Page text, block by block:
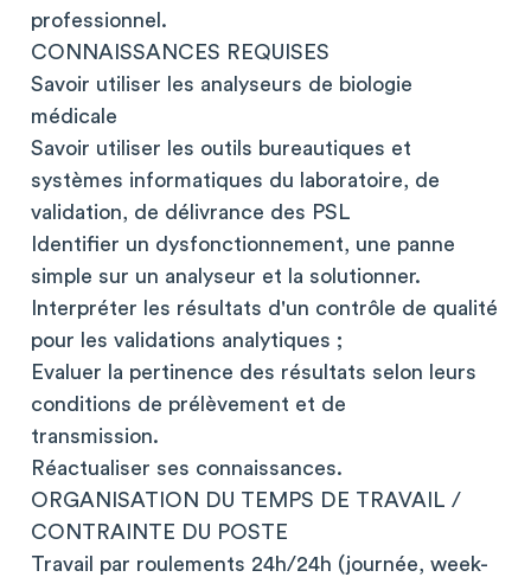
professionnel.
CONNAISSANCES REQUISES
Savoir utiliser les analyseurs de biologie
médicale
Savoir utiliser les outils bureautiques et
systèmes informatiques du laboratoire, de
validation, de délivrance des PSL
Identifier un dysfonctionnement, une panne
simple sur un analyseur et la solutionner.
Interpréter les résultats d'un contrôle de qualité
pour les validations analytiques ;
Evaluer la pertinence des résultats selon leurs
conditions de prélèvement et de
transmission.
Réactualiser ses connaissances.
ORGANISATION DU TEMPS DE TRAVAIL /
CONTRAINTE DU POSTE
Travail par roulements 24h/24h (journée, week-